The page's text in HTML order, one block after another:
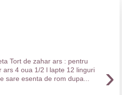
›
Tort de zahar ars : pentru
ars 4 oua 1/2 l lapte 12 linguri
sare esenta de rom dupa...